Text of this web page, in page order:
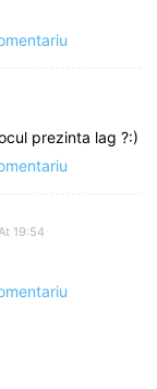
prezinta lag ?:)
19:54